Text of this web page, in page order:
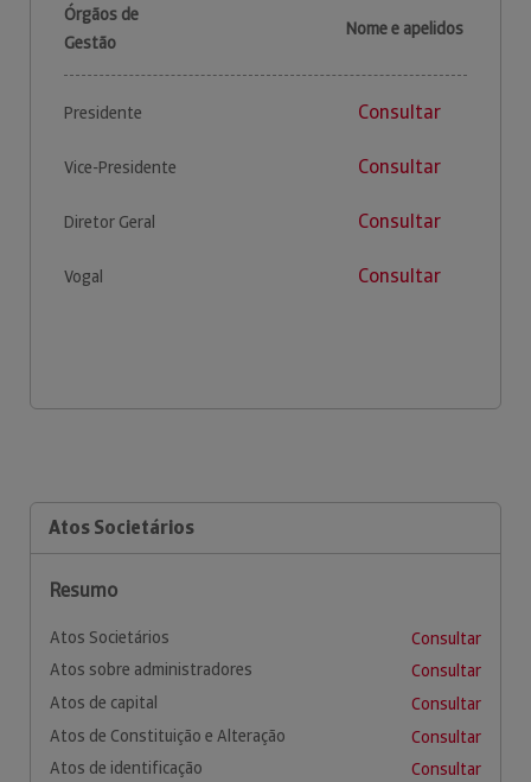
Órgãos de
Gestão
Nome e apelidos
Presidente Consultar
Vice-Presidente Consultar
Diretor Geral Consultar
Vogal Consultar
Atos Societários
Resumo
Atos Societários
Consultar
Atos sobre administradores
Consultar
Atos de capital
Consultar
Atos de Constituição e Alteração
Consultar
Atos de identificação
Consultar